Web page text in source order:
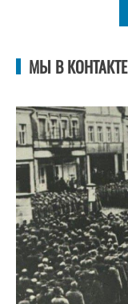
МЫ В КОНТАКТЕ